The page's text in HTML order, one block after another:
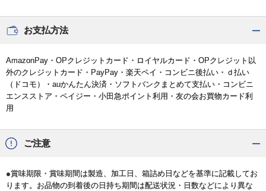
お支払方法
AmazonPay・OPクレジットカード・ロイヤルカード・OPクレジット以
外のクレジットカード・PayPay・楽天ペイ・コンビニ後払い・ｄ払い
（ドコモ）・auかんたん決済・ソフトバンクまとめて支払い・コンビニ
エンスストア・ペイジー・小田急ポイント利用・友の会お買物カード利
用
ご注意
●賞味期限・賞味期間は製造、加工日、箱詰め日などを基準に記載してお
ります。お品物の到着後の日持ち期間は配送状況・日数などにより異な